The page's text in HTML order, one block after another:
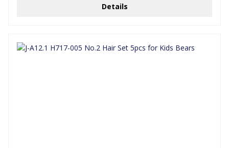
Details